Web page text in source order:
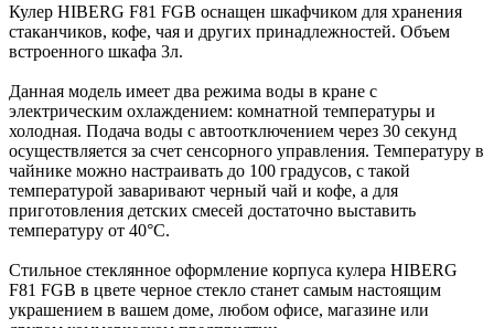
Кулер HIBERG F81 FGB оснащен шкафчиком для хранения
стаканчиков, кофе, чая и других принадлежностей. Объем
встроенного шкафа 3л.
Данная модель имеет два режима воды в кране с
электрическим охлаждением: комнатной температуры и
холодная. Подача воды с автоотключением через 30 секунд
осуществляется за счет сенсорного управления. Температуру в
чайнике можно настраивать до 100 градусов, с такой
температурой заваривают черный чай и кофе, а для
приготовления детских смесей достаточно выставить
температуру от 40°С.
Стильное стеклянное оформление корпуса кулера HIBERG
F81 FGB в цвете черное стекло станет самым настоящим
украшением в вашем доме, любом офисе, магазине или